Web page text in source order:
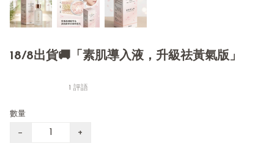
18/8出貨🚚「素肌導入液，升級祛黃氣版」
1 評語
數量
− +